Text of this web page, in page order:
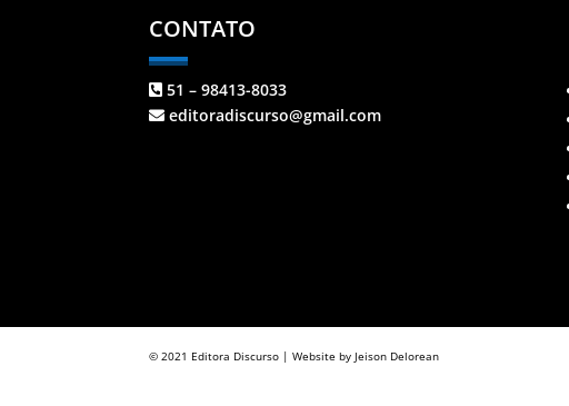
CONTATO
51 – 98413-8033
editoradiscurso@gmail.com
© 2021 Editora Discurso | Website by Jeison Delorean